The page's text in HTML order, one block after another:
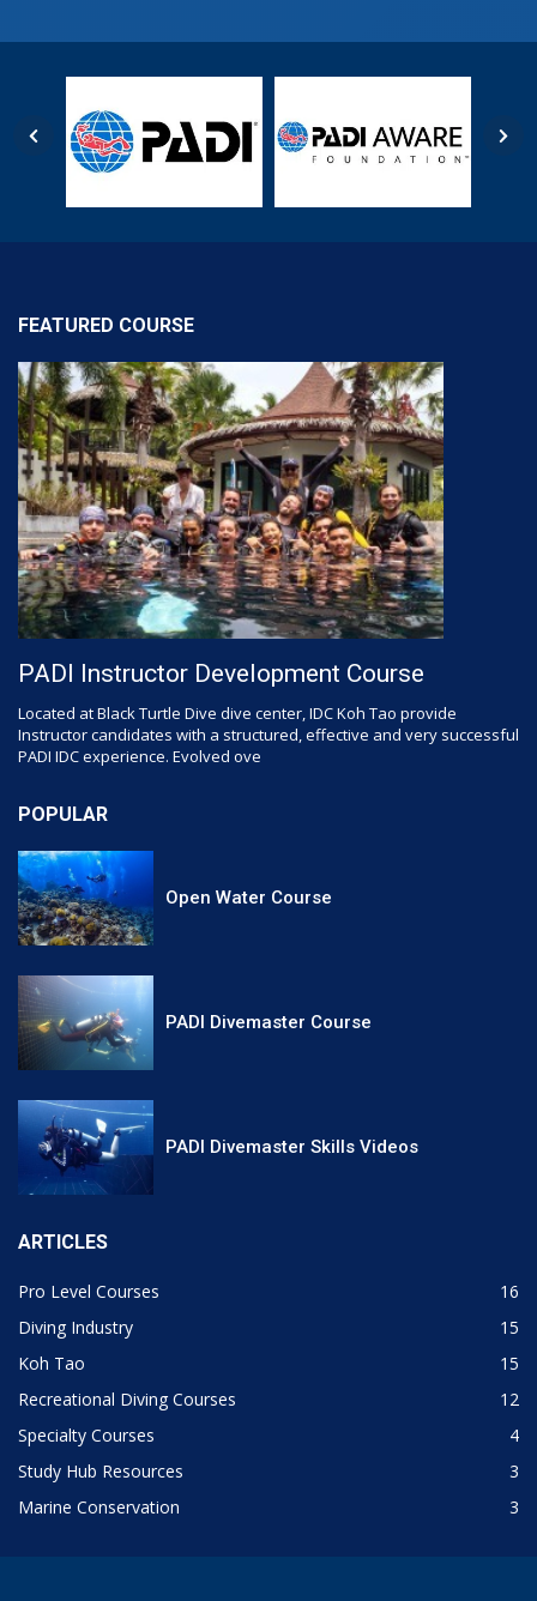
FEATURED COURSE
PADI Instructor Development Course
Located at Black Turtle Dive dive center, IDC Koh Tao provide
Instructor candidates with a structured, effective and very successful
PADI IDC experience. Evolved ove
POPULAR
Open Water Course
PADI Divemaster Course
PADI Divemaster Skills Videos
ARTICLES
Pro Level Courses
16
Diving Industry
15
Koh Tao
15
Recreational Diving Courses
12
Specialty Courses
4
Study Hub Resources
3
Marine Conservation
3